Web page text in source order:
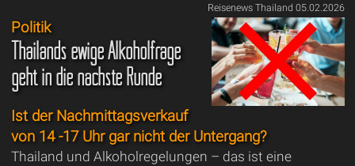
Reisenews Thailand 05.02.2026
Politik
Thailands ewige Alkoholfrage
geht in die nächste Runde
Ist der Nachmittagsverkauf
von 14 -17 Uhr gar nicht der Untergang?
Thailand und Alkoholregelungen – das ist eine